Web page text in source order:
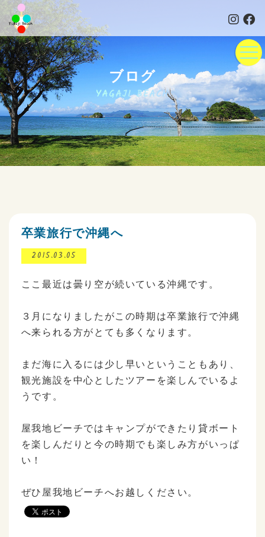
ブログ
YAGAJI BEACH
卒業旅行で沖縄へ
2015.03.05
ここ最近は曇り空が続いている沖縄です。
３月になりましたがこの時期は卒業旅行で沖縄
へ来られる方がとても多くなります。
まだ海に入るには少し早いということもあり、
観光施設を中心としたツアーを楽しんでいるよ
うです。
屋我地ビーチではキャンプができたり貸ボート
を楽しんだりと今の時期でも楽しみ方がいっぱ
い！
ぜひ屋我地ビーチへお越しください。